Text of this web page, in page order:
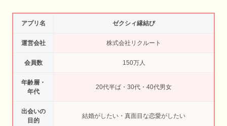
アプリ名 ゼクシィ縁結び
運営会社 株式会社リクルート
会員数 150万人
年齢層・
年代
20代半ば・30代・40代男女
出会いの
目的
結婚がしたい・真面目な恋愛がしたい